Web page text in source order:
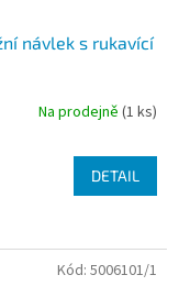
návlek s rukavící
Na prodejně (1 ks)
DETAIL
Kód: 5006101/1